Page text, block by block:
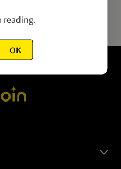
reading.
OK